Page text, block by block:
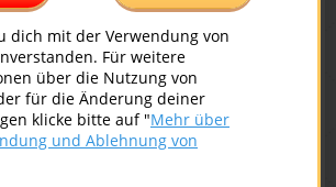
dich mit der Verwendung von
Für weitere
über die Nutzung von
für die Änderung deiner
klicke bitte auf "Mehr über
und Ablehnung von
es ist sehr zu empfehlen:
nicht mehr sehen